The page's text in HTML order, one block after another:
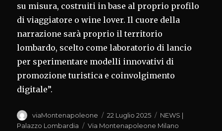
su misura, costruiti in base al proprio profilo
di viaggiatore o wine lover. Il cuore della
narrazione sarà proprio il territorio
lombardo, scelto come laboratorio di lancio
per sperimentare modelli innovativi di
promozione turistica e coinvolgimento
digitale”.
Autore
viaMontenapoleone
Pubblicato
il
22 Luglio 2025 Categorie
NEWS |
Palazzo Lombardia
Tag
Via Montenapoleone Milano